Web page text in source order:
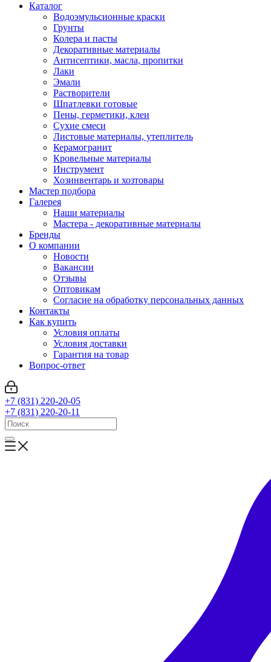
Каталог
Водоэмульсионные краски
Грунты
Колера и пасты
Декоративные материалы
Антисептики, масла, пропитки
Лаки
Эмали
Растворители
Шпатлевки готовые
Пены, герметики, клеи
Сухие смеси
Листовые материалы, утеплитель
Керамогранит
Кровельные материалы
Инструмент
Хозинвентарь и хозтовары
Мастер подбора
Галерея
Наши материалы
Мастера - декоративные материалы
Бренды
О компании
Новости
Вакансии
Отзывы
Оптовикам
Cогласие на обработку персональных данных
Контакты
Как купить
Условия оплаты
Условия доставки
Гарантия на товар
Вопрос-ответ
+7 (831) 220-20-05
+7 (831) 220-20-11